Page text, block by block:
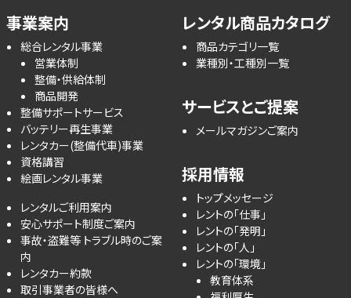
事業案内
総合レンタル事業
営業体制
整備・供給体制
商品開発
整備サポートサービス
バッテリー再生事業
レンタカー(整備代車)事業
資格講習
絵画レンタル事業
レンタルご利用案内
安心サポート制度ご案内
事故・盗難等 トラブル時のご案
内
レンタカー約款
取引事業者の皆様へ
レンタル商品カタログ
商品カテゴリ一覧
業種別・工種別一覧
サービスとご提案
メールマガジンご案内
採用情報
トップメッセージ
レントの「仕事」
レントの「発明」
レントの「人」
レントの「環境」
教育体系